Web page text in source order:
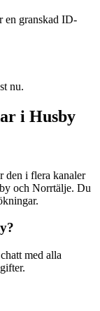
en granskad ID-
nu.
i Husby
den i flera kanaler
och Norrtälje. Du
med alla